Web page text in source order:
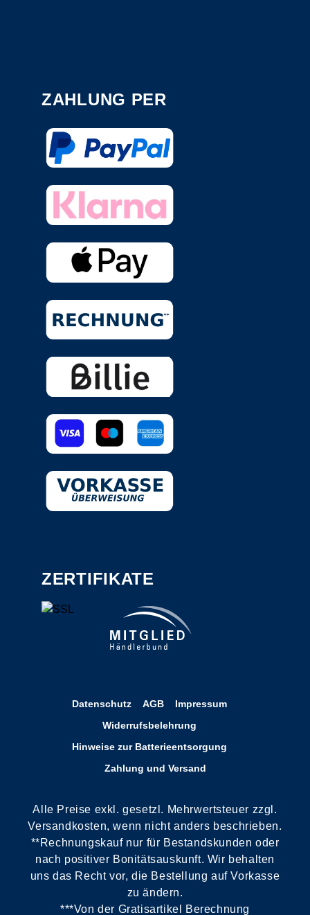
ZAHLUNG PER
ZERTIFIKATE
Datenschutz AGB
Impressum
Widerrufsbelehrung
Hinweise zur Batterieentsorgung
Zahlung und Versand
Alle Preise exkl. gesetzl. Mehrwertsteuer zzgl.
Versandkosten, wenn nicht anders beschrieben.
**Rechnungskauf nur für Bestandskunden oder
nach positiver Bonitätsauskunft. Wir behalten
uns das Recht vor, die Bestellung auf Vorkasse
zu ändern.
***Von der Gratisartikel Berechnung